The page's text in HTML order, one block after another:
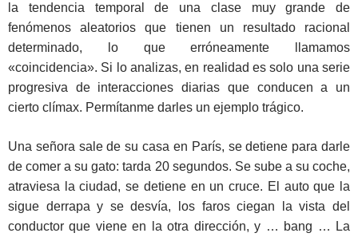
la tendencia temporal de una clase muy grande de
fenómenos aleatorios que tienen un resultado racional
determinado, lo que erróneamente llamamos
«coincidencia». Si lo analizas, en realidad es solo una serie
progresiva de interacciones diarias que conducen a un
cierto clímax. Permítanme darles un ejemplo trágico.
Una señora sale de su casa en París, se detiene para darle
de comer a su gato: tarda 20 segundos. Se sube a su coche,
atraviesa la ciudad, se detiene en un cruce. El auto que la
sigue derrapa y se desvía, los faros ciegan la vista del
conductor que viene en la otra dirección, y … bang … La